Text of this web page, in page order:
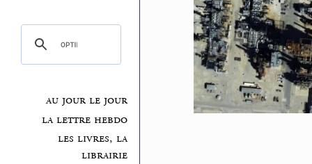
au jour le jour
la lettre hebdo
les livres, la
librairie